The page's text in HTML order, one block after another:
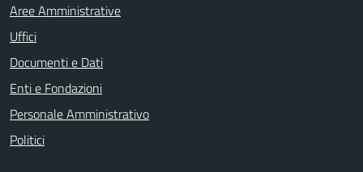
Aree Amministrative
Uffici
Documenti e Dati
Enti e Fondazioni
Personale Amministrativo
Politici